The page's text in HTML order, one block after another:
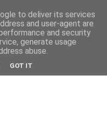
to deliver its services
and user-agent are
and security
generate usage
abuse.
GOT IT